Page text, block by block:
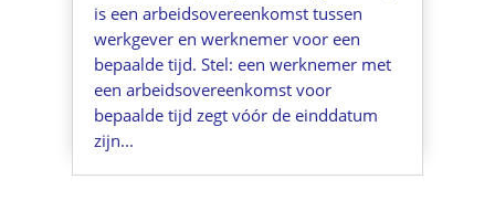
is een arbeidsovereenkomst tussen
werkgever en werknemer voor een
bepaalde tijd. Stel: een werknemer met
een arbeidsovereenkomst voor
bepaalde tijd zegt vóór de einddatum
zijn...